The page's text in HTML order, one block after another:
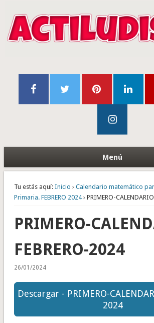
Menú
Tu estás aquí: Inicio › Calendario matemático
Primaria. FEBRERO 2024› PRIMERO-
PRIMERO-
FEBRERO-2024
26/01/2024
Descargar - PRIMERO-
2024